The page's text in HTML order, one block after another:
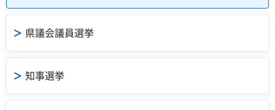
県議会議員選挙
知事選挙